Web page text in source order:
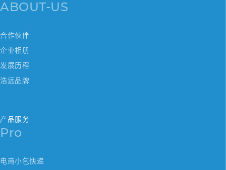
ABOUT-US
合作伙伴
企业相册
发展历程
浩远品牌
产品服务
Pro
电商小包快递